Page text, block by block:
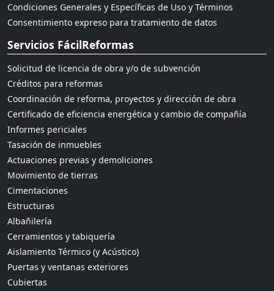
Condiciones Generales y Específicas de Uso y Términos
Consentimiento expreso para tratamiento de datos
Servicios FácilReformas
Solicitud de licencia de obra y/o de subvención
Créditos para reformas
Coordinación de reforma, proyectos y dirección de obra
Certificado de eficiencia energética y cambio de compañía
Informes periciales
Tasación de inmuebles
Actuaciones previas y demoliciones
Movimiento de tierras
Cimentaciones
Estructuras
Albañilería
Cerramientos y tabiquería
Aislamiento Térmico (y Acústico)
Puertas y ventanas exteriores
Cubiertas